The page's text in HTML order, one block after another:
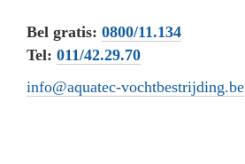
Bel gratis: 0800/11.134
Tel: 011/42.29.70
info@aquatec-vochtbestrijding.be